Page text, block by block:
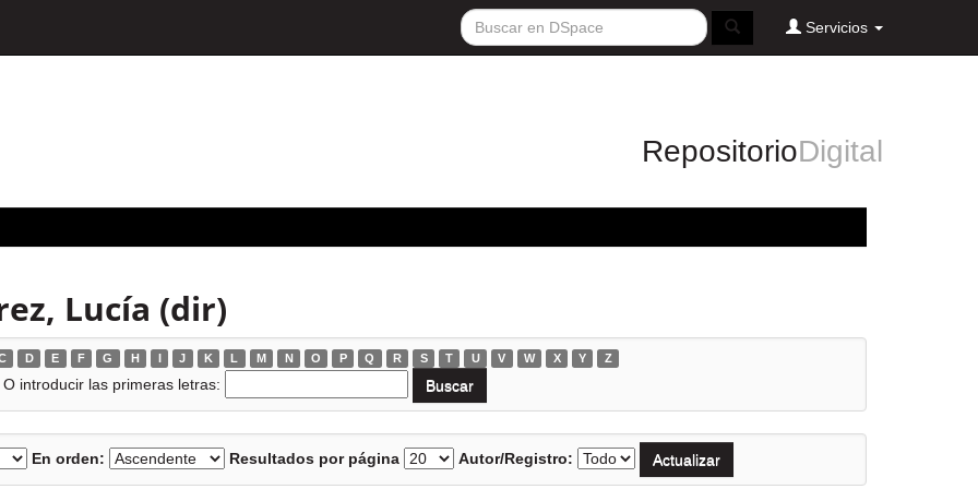
Servicios
RepositorioDigital
Lucía (dir)
D E F G H I J K L M N O P Q R S T U V W X Y Z
O introducir las primeras letras:
En orden: Resultados por página Autor/Registro: